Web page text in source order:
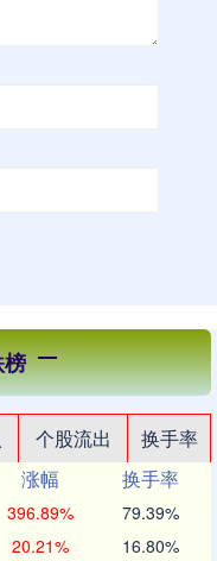
个股流出
换手率
涨幅
换手率
396.89% 79.39%
20.21% 16.80%